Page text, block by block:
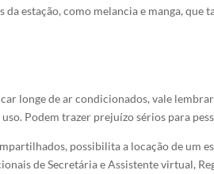
estação, como melancia e manga, que
longe de ar condicionados, vale
Podem trazer prejuízo sérios para
possibilita a locação de
de Secretária e Assistente virtual,